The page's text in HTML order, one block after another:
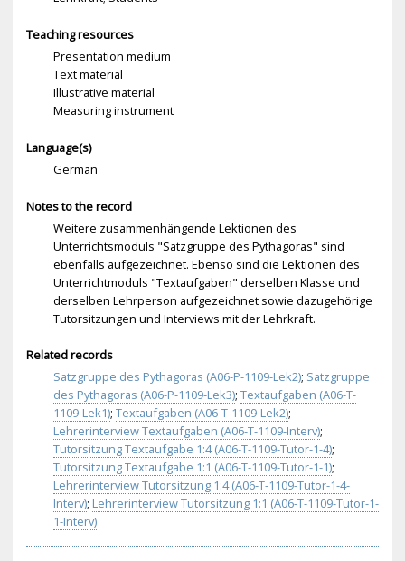
Teaching resources
Presentation medium
Text material
Illustrative material
Measuring instrument
Language(s)
German
Notes to the record
Weitere zusammenhängende Lektionen des
Unterrichtsmoduls "Satzgruppe des Pythagoras" sind
ebenfalls aufgezeichnet. Ebenso sind die Lektionen des
Unterrichtmoduls "Textaufgaben" derselben Klasse und
derselben Lehrperson aufgezeichnet sowie dazugehörige
Tutorsitzungen und Interviews mit der Lehrkraft.
Related records
Satzgruppe des Pythagoras (A06-P-1109-Lek2); Satzgruppe
des Pythagoras (A06-P-1109-Lek3); Textaufgaben (A06-T-
1109-Lek1); Textaufgaben (A06-T-1109-Lek2);
Lehrerinterview Textaufgaben (A06-T-1109-Interv);
Tutorsitzung Textaufgabe 1:4 (A06-T-1109-Tutor-1-4);
Tutorsitzung Textaufgabe 1:1 (A06-T-1109-Tutor-1-1);
Lehrerinterview Tutorsitzung 1:4 (A06-T-1109-Tutor-1-4-
Interv); Lehrerinterview Tutorsitzung 1:1 (A06-T-1109-Tutor-1-
1-Interv)